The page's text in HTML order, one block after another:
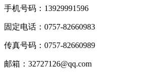
手机号码：13929991596
固定电话：0757-82660983
传真号码：0757-82660989
邮箱：32727126@qq.com